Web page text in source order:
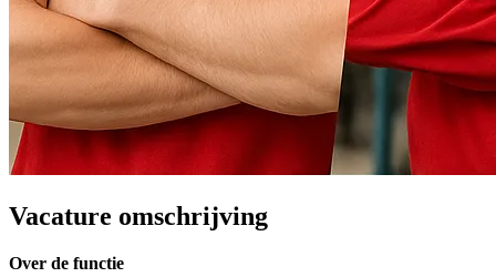
Vacature omschrijving
Over de functie